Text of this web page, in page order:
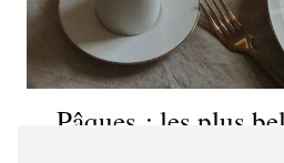
Pâques : les plus